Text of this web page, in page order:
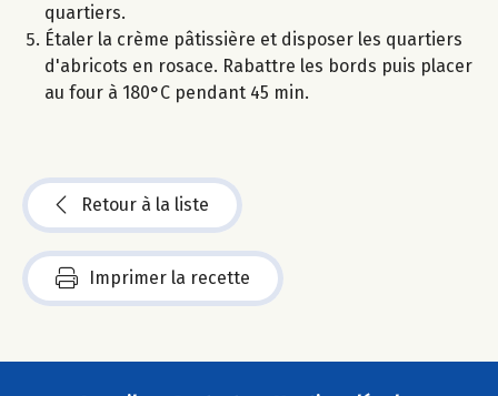
quartiers.
Étaler la crème pâtissière et disposer les quartiers
d'abricots en rosace. Rabattre les bords puis placer
au four à 180°C pendant 45 min.
Retour à la liste
Imprimer la recette